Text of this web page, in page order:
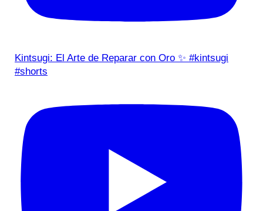
Kintsugi: El Arte de Reparar con Oro ✨ #kintsugi
#shorts